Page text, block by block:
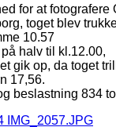
for at
toget blev
10.57
halv til kl.12.00,
gik op, da toget
17,56.
beslastning 834